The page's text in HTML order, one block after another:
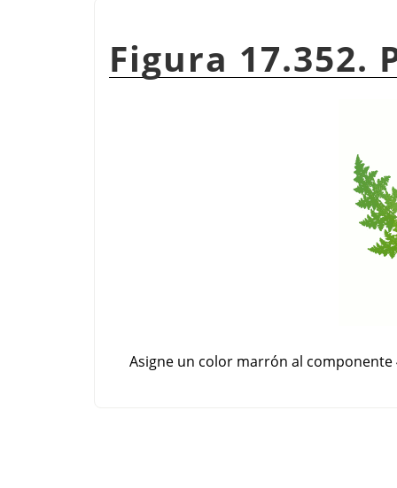
Figura 17.352.
Asigne un color marrón al